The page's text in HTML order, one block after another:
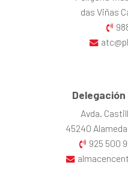
das Viñas
Avda.
45240
925 500